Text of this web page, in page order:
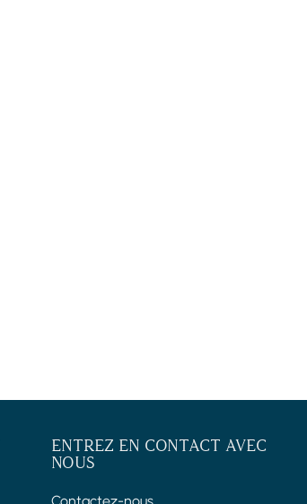
ENTREZ EN CONTACT AVEC
NOUS